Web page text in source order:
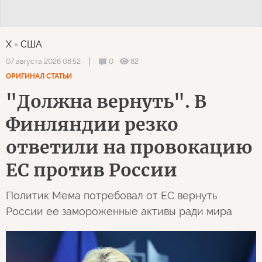
X США
07 августа 2026 08:52 0
82
ОРИГИНАЛ СТАТЬИ
"Должна вернуть". В
Финляндии резко
ответили на провокацию
ЕС против России
Политик Мема потребовал от ЕС вернуть
России ее замороженные активы ради мира